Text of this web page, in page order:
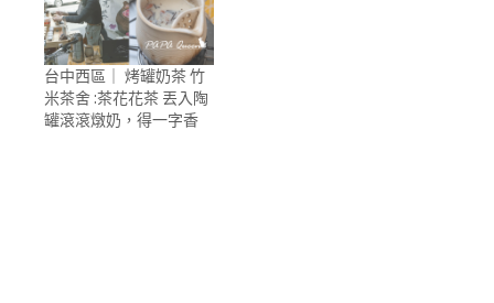
台中西區｜ 烤罐奶茶 竹
米茶舍 :茶花花茶 丟入陶
罐滾滾燉奶，得一字香